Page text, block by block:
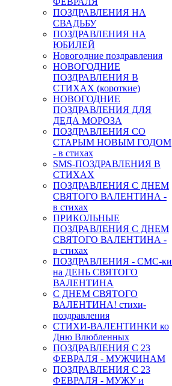
ПОЗДРАВЛЕНИЯ НА
СВАДЬБУ
ПОЗДРАВЛЕНИЯ НА
ЮБИЛЕЙ
Новогодние поздравления
НОВОГОДНИЕ
ПОЗДРАВЛЕНИЯ В
СТИХАХ (короткие)
НОВОГОДНИЕ
ПОЗДРАВЛЕНИЯ ДЛЯ
ДЕДА МОРОЗА
ПОЗДРАВЛЕНИЯ СО
СТАРЫМ НОВЫМ ГОДОМ
- в стихах
SMS-ПОЗДРАВЛЕНИЯ В
СТИХАХ
ПОЗДРАВЛЕНИЯ С ДНЕМ
СВЯТОГО ВАЛЕНТИНА -
в стихах
ПРИКОЛЬНЫЕ
ПОЗДРАВЛЕНИЯ С ДНЕМ
СВЯТОГО ВАЛЕНТИНА -
в стихах
ПОЗДРАВЛЕНИЯ - СМС-ки
на ДЕНЬ СВЯТОГО
ВАЛЕНТИНА
С ДНЕМ СВЯТОГО
ВАЛЕНТИНА! стихи-
поздравления
СТИХИ-ВАЛЕНТИНКИ ко
Дню Влюбленных
ПОЗДРАВЛЕНИЯ С 23
ФЕВРАЛЯ - МУЖЧИНАМ
ПОЗДРАВЛЕНИЯ С 23
ФЕВРАЛЯ - МУЖУ и